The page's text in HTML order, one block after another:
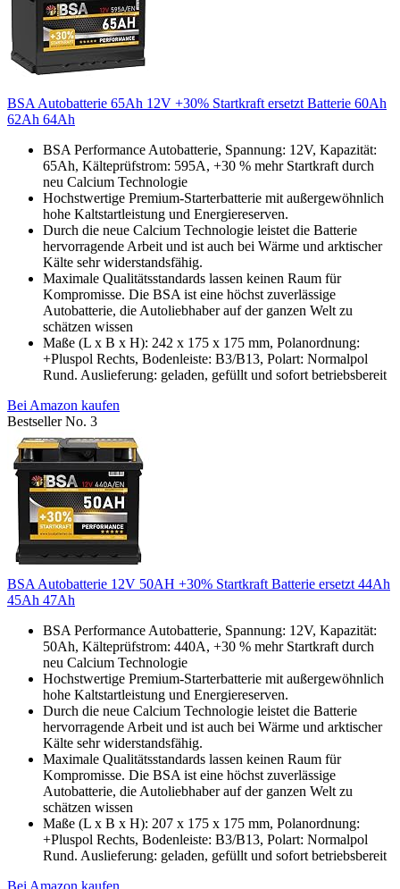
BSA Autobatterie 65Ah 12V +30% Startkraft ersetzt Batterie 60Ah
62Ah 64Ah
BSA Performance Autobatterie, Spannung: 12V, Kapazität:
65Ah, Kälteprüfstrom: 595A, +30 % mehr Startkraft durch
neu Calcium Technologie
Hochstwertige Premium-Starterbatterie mit außergewöhnlich
hohe Kaltstartleistung und Energiereserven.
Durch die neue Calcium Technologie leistet die Batterie
hervorragende Arbeit und ist auch bei Wärme und arktischer
Kälte sehr widerstandsfähig.
Maximale Qualitätsstandards lassen keinen Raum für
Kompromisse. Die BSA ist eine höchst zuverlässige
Autobatterie, die Autoliebhaber auf der ganzen Welt zu
schätzen wissen
Maße (L x B x H): 242 x 175 x 175 mm, Polanordnung:
+Pluspol Rechts, Bodenleiste: B3/B13, Polart: Normalpol
Rund. Auslieferung: geladen, gefüllt und sofort betriebsbereit
Bei Amazon kaufen
Bestseller No. 3
BSA Autobatterie 12V 50AH +30% Startkraft Batterie ersetzt 44Ah
45Ah 47Ah
BSA Performance Autobatterie, Spannung: 12V, Kapazität:
50Ah, Kälteprüfstrom: 440A, +30 % mehr Startkraft durch
neu Calcium Technologie
Hochstwertige Premium-Starterbatterie mit außergewöhnlich
hohe Kaltstartleistung und Energiereserven.
Durch die neue Calcium Technologie leistet die Batterie
hervorragende Arbeit und ist auch bei Wärme und arktischer
Kälte sehr widerstandsfähig.
Maximale Qualitätsstandards lassen keinen Raum für
Kompromisse. Die BSA ist eine höchst zuverlässige
Autobatterie, die Autoliebhaber auf der ganzen Welt zu
schätzen wissen
Maße (L x B x H): 207 x 175 x 175 mm, Polanordnung:
+Pluspol Rechts, Bodenleiste: B3/B13, Polart: Normalpol
Rund. Auslieferung: geladen, gefüllt und sofort betriebsbereit
Bei Amazon kaufen